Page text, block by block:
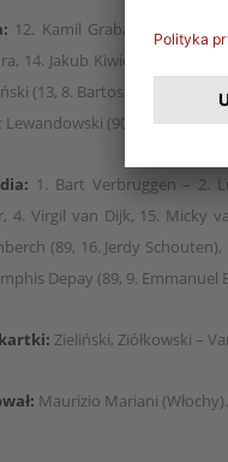
12. Kamil Grabara – 2. Matty
14. Jakub Kiwior, 19. Michał
(13, 8. Bartosz Kapustka),
Lewandowski (90, 16. Adam
1. Bart Verbruggen – 2.
4. Virgil van Dijk, 15. Micky
(89, 16. Jerdy
Depay (89, 9. Emmanuel
Zieliński, Ziółkowski –
Maurizio Mariani (Włochy).